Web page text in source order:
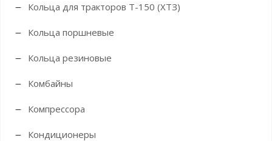
Кольца для тракторов Т-150 (ХТЗ)
Кольца поршневые
Кольца резиновые
Комбайны
Компрессора
Кондиционеры